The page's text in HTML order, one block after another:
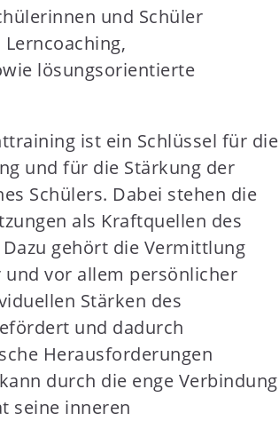
und Schüler
lösungsorientierte
ist ein Schlüssel für die
und für die Stärkung der
Schülers. Dabei stehen die
als Kraftquellen des
gehört die Vermittlung
und vor allem persönlicher
Stärken des
und dadurch
Herausforderungen
durch die enge Verbindung
seine inneren